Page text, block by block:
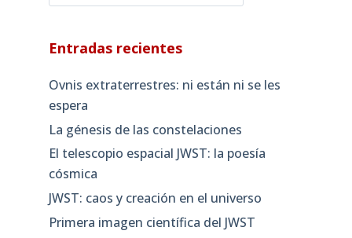
Entradas recientes
Ovnis extraterrestres: ni están ni se les
espera
La génesis de las constelaciones
El telescopio espacial JWST: la poesía
cósmica
JWST: caos y creación en el universo
Primera imagen científica del JWST